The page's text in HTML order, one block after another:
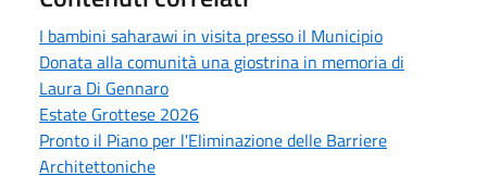
I bambini saharawi in visita presso il Municipio
Donata alla comunità una giostrina in memoria di
Laura Di Gennaro
Estate Grottese 2026
Pronto il Piano per l'Eliminazione delle Barriere
Architettoniche